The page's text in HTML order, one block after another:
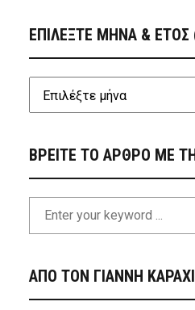
ΕΠΙΛΕΞΤΕ ΜΗΝΑ &
ΒΡΕΙΤΕ ΤΟ ΑΡΘΡΟ ΜΕ ΤΗ
ΑΠΟ ΤΟΝ ΓΙΑΝΝΗ